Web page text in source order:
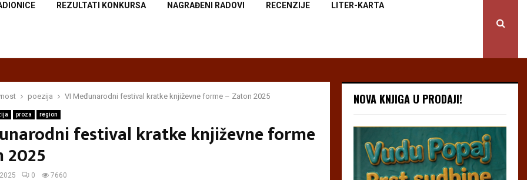
REZULTATI KONKURSA NAGRAĐENI RADOVI RECENZIJE LITER-KARTA
poezija VI Međunarodni festival kratke književne forme – Zaton 2025
proza region
festival kratke književne forme
2025
0 7660
NOVA KNJIGA U PRODAJI!